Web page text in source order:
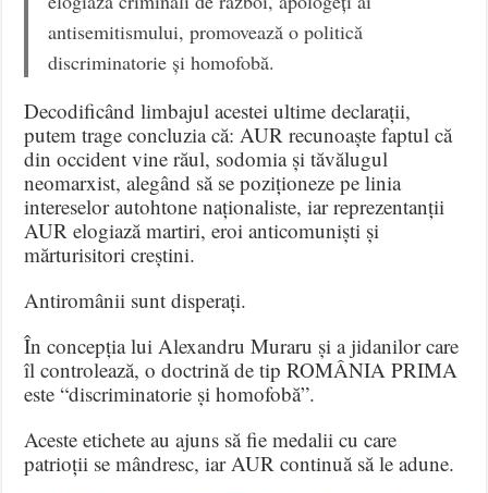
antisemitismului, promovează o politică
discriminatorie și homofobă.
Decodificând limbajul acestei ultime declarații,
putem trage concluzia că: AUR recunoaște faptul că
din occident vine răul, sodomia și tăvălugul
neomarxist, alegând să se poziționeze pe linia
intereselor autohtone naționaliste, iar reprezentanții
AUR elogiază martiri, eroi anticomuniști și
mărturisitori creștini.
Antiromânii sunt disperați.
În concepția lui Alexandru Muraru și a jidanilor care
îl controlează, o doctrină de tip ROMÂNIA PRIMA
este “discriminatorie și homofobă”.
Aceste etichete au ajuns să fie medalii cu care
patrioții se mândresc, iar AUR continuă să le adune.